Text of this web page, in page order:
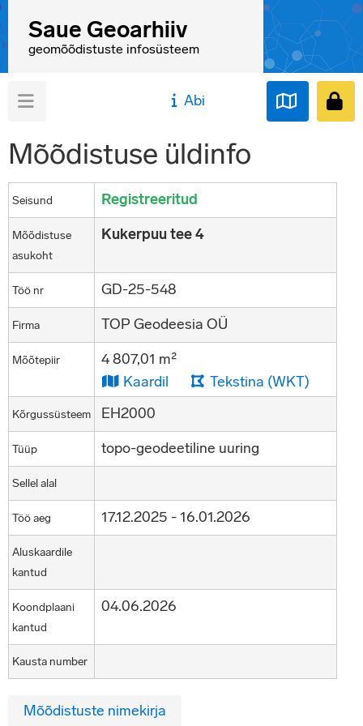
Saue Geoarhiiv
geomõõdistuste infosüsteem
Abi
Mõõdistuse üldinfo
Seisund Registreeritud
Mõõdistuse
asukoht
Kukerpuu tee 4
Töö nr GD-25-548
Firma TOP Geodeesia OÜ
Mõõtepiir
4 807,01 m²
Kaardil
Tekstina (WKT)
Kõrgussüsteem EH2000
Tüüp topo-geodeetiline uuring
Sellel alal
Töö aeg 17.12.2025 - 16.01.2026
Aluskaardile
kantud
Koondplaani
kantud
04.06.2026
Kausta number
Mõõdistuste nimekirja